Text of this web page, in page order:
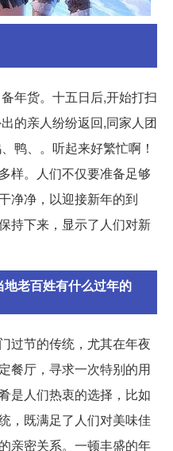
年货。十五日后,开始打扫
的亲人纷纷返回,同家人团
鸭、。听起来好繁忙啊！
样。人们不仅要准备足够
净净，以迎接新年的到
持下来，显示了人们对新
老百姓有什么过年的
过节的传统，尤其在年夜
餐厅，寻求一次特别的用
是人们热衷的选择，比如
，既满足了人们对美味佳
亲密关系。一顿丰盛的年